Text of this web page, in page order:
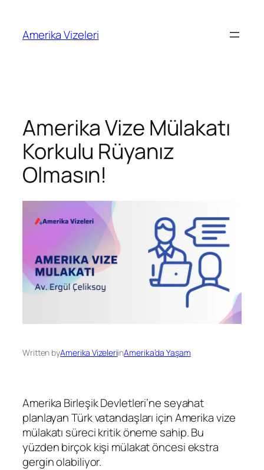
Amerika Vizeleri
Amerika Vize Mülakatı
Korkulu Rüyanız
Olmasın!
Written byAmerika VizeleriinAmerika’da Yaşam
Amerika Birleşik Devletleri’ne seyahat
planlayan Türk vatandaşları için Amerika vize
mülakatı süreci kritik öneme sahip. Bu
yüzden birçok kişi mülakat öncesi ekstra
gergin olabiliyor.